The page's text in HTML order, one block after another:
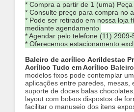
* Compra a partir de 1 (uma) Peça
* Consulte preço para compra no
* Pode ser retirado em nossa loja
mediante agendamento
* Agendar pelo telefone (11) 2909-
* Oferecemos estacionamento
Baleiro de acrílico Acrildestac
Acrílico Tudo em Acrílico
modelos fixos pode contemplar
aplicações entre paredes, mesas,
suporte de doces balas
layout com bolsos dispostos de
facilitar o manuseio dos itens